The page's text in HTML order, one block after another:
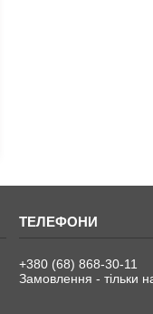
+380 (68) 868-30-11
Замовлення - тільки